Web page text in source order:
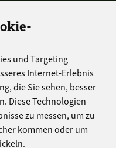
und Targeting
Internet-Erlebnis
die Sie sehen, besser
Diese Technologien
zu messen, um zu
kommen oder um
Teigwaren
Allergene